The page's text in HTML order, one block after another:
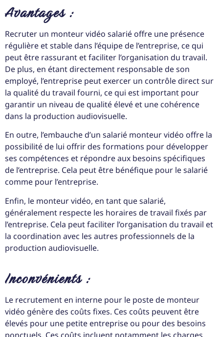
Avantages :
Recruter un monteur vidéo salarié offre une présence
régulière et stable dans l’équipe de l’entreprise, ce qui
peut être rassurant et faciliter l’organisation du travail.
De plus, en étant directement responsable de son
employé, l’entreprise peut exercer un contrôle direct sur
la qualité du travail fourni, ce qui est important pour
garantir un niveau de qualité élevé et une cohérence
dans la production audiovisuelle.
En outre, l’embauche d’un salarié monteur vidéo offre la
possibilité de lui offrir des formations pour développer
ses compétences et répondre aux besoins spécifiques
de l’entreprise. Cela peut être bénéfique pour le salarié
comme pour l’entreprise.
Enfin, le monteur vidéo, en tant que salarié,
généralement respecte les horaires de travail fixés par
l’entreprise. Cela peut faciliter l’organisation du travail et
la coordination avec les autres professionnels de la
production audiovisuelle.
Inconvénients :
Le recrutement en interne pour le poste de monteur
vidéo génère des coûts fixes. Ces coûts peuvent être
élevés pour une petite entreprise ou pour des besoins